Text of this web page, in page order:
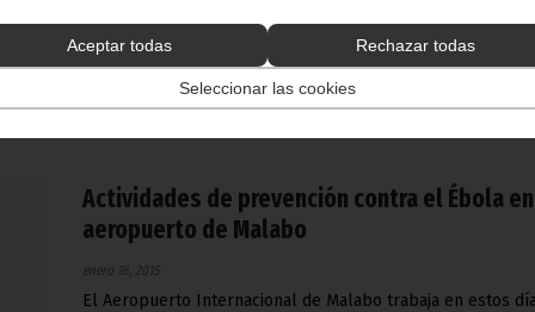
Aceptar todas Rechazar todas
Seleccionar las cookies
disposiciones legales.
Noticias Presidencia
Actividades de prevención contra el Ébola
aeropuerto de Malabo
enero 16, 2015
El Aeropuerto Internacional de Malabo trabaja en estos